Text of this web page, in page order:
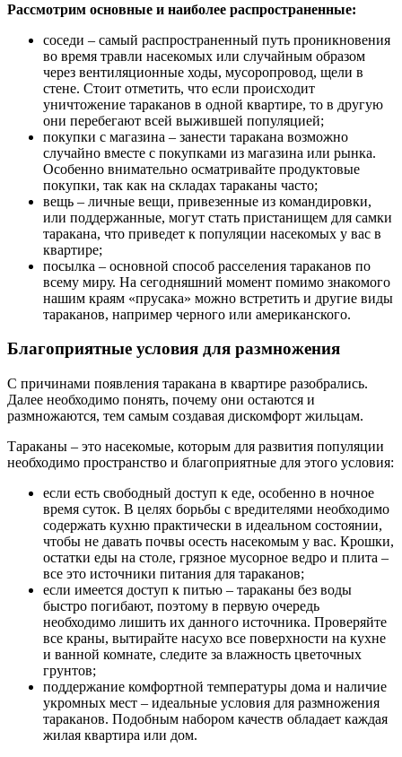
Рассмотрим основные и наиболее распространенные:
соседи – самый распространенный путь проникновения
во время травли насекомых или случайным образом
через вентиляционные ходы, мусоропровод, щели в
стене. Стоит отметить, что если происходит
уничтожение тараканов в одной квартире, то в другую
они перебегают всей выжившей популяцией;
покупки с магазина – занести таракана возможно
случайно вместе с покупками из магазина или рынка.
Особенно внимательно осматривайте продуктовые
покупки, так как на складах тараканы часто;
вещь – личные вещи, привезенные из командировки,
или поддержанные, могут стать пристанищем для самки
таракана, что приведет к популяции насекомых у вас в
квартире;
посылка – основной способ расселения тараканов по
всему миру. На сегодняшний момент помимо знакомого
нашим краям «прусака» можно встретить и другие виды
тараканов, например черного или американского.
Благоприятные условия для размножения
С причинами появления таракана в квартире разобрались.
Далее необходимо понять, почему они остаются и
размножаются, тем самым создавая дискомфорт жильцам.
Тараканы – это насекомые, которым для развития популяции
необходимо пространство и благоприятные для этого условия:
если есть свободный доступ к еде, особенно в ночное
время суток. В целях борьбы с вредителями необходимо
содержать кухню практически в идеальном состоянии,
чтобы не давать почвы осесть насекомым у вас. Крошки,
остатки еды на столе, грязное мусорное ведро и плита –
все это источники питания для тараканов;
если имеется доступ к питью – тараканы без воды
быстро погибают, поэтому в первую очередь
необходимо лишить их данного источника. Проверяйте
все краны, вытирайте насухо все поверхности на кухне
и ванной комнате, следите за влажность цветочных
грунтов;
поддержание комфортной температуры дома и наличие
укромных мест – идеальные условия для размножения
тараканов. Подобным набором качеств обладает каждая
жилая квартира или дом.